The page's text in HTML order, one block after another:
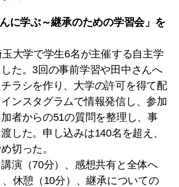
に学ぶ～継承のための学習会」を
大学で学生6名が主催する自主学
た。3回の事前学習や田中さんへ
ラシを作り、大学の許可を得て配
ンスタグラムで情報発信し、参加
者からの51の質問を整理し、事
した。申し込みは140名を超え、
切った。
演（70分）、感想共有と全体へ
休憩（10分）、継承についての